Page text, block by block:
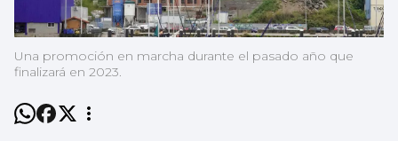
Una promoción en marcha durante el pasado año que
finalizará en 2023.